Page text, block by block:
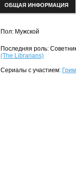
ОБЩАЯ ИНФОРМАЦИЯ
Пол: Мужской
Последняя роль:
(The Librarians)
Сериалы с участием: